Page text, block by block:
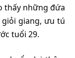
thấy những đứa
giang, ưu tú
tuổi 29.